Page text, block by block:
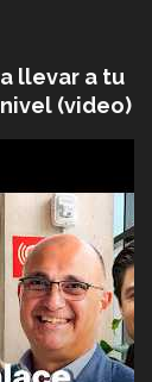
llevar a tu
(video)